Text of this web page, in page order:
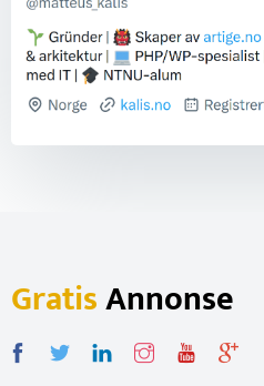
GratisAnnonse